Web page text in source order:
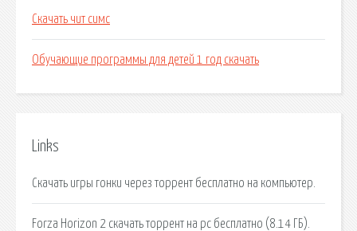
Скачать чит симс
Обучающие программы для детей 1 год скачать
Links
Скачать игры гонки через торрент бесплатно на компьютер.
Forza Horizon 2 скачать торрент на pc бесплатно (8.14 ГБ).